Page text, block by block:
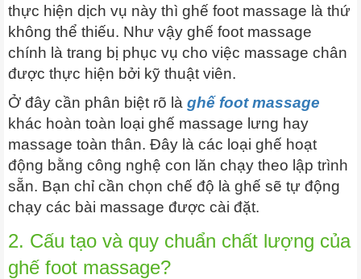
thực hiện dịch vụ này thì ghế foot massage là thứ
không thể thiếu. Như vậy ghế foot massage
chính là trang bị phục vụ cho việc massage chân
được thực hiện bởi kỹ thuật viên.
Ở đây cần phân biệt rõ là ghế foot massage
khác hoàn toàn loại ghế massage lưng hay
massage toàn thân. Đây là các loại ghế hoạt
động bằng công nghệ con lăn chạy theo lập trình
sẵn. Bạn chỉ cần chọn chế độ là ghế sẽ tự động
chạy các bài massage được cài đặt.
2. Cấu tạo và quy chuẩn chất lượng của
ghế foot massage?